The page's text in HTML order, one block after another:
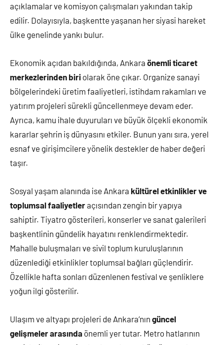
açıklamalar ve komisyon çalışmaları yakından takip
edilir. Dolayısıyla, başkentte yaşanan her siyasi hareket
ülke genelinde yankı bulur.
Ekonomik açıdan bakıldığında, Ankara önemli ticaret
merkezlerinden biri olarak öne çıkar. Organize sanayi
bölgelerindeki üretim faaliyetleri, istihdam rakamları ve
yatırım projeleri sürekli güncellenmeye devam eder.
Ayrıca, kamu ihale duyuruları ve büyük ölçekli ekonomik
kararlar şehrin iş dünyasını etkiler. Bunun yanı sıra, yerel
esnaf ve girişimcilere yönelik destekler de haber değeri
taşır.
Sosyal yaşam alanında ise Ankara kültürel etkinlikler ve
toplumsal faaliyetleraçısından zengin bir yapıya
sahiptir. Tiyatro gösterileri, konserler ve sanat galerileri
başkentlinin gündelik hayatını renklendirmektedir.
Mahalle buluşmaları ve sivil toplum kuruluşlarının
düzenlediği etkinlikler toplumsal bağları güçlendirir.
Özellikle hafta sonları düzenlenen festival ve şenliklere
yoğun ilgi gösterilir.
Ulaşım ve altyapı projeleri de Ankara’nın güncel
gelişmeler arasında önemli yer tutar. Metro hatlarının